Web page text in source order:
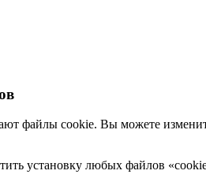
файлы cookie. Вы можете
установку любых файлов